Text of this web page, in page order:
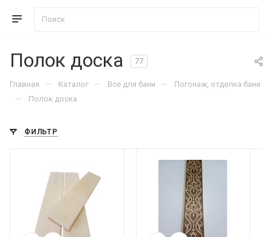
Полок доска 77
Главная — Каталог — Все для бани — Погонаж, отделка бани
— Полок доска
ФИЛЬТР